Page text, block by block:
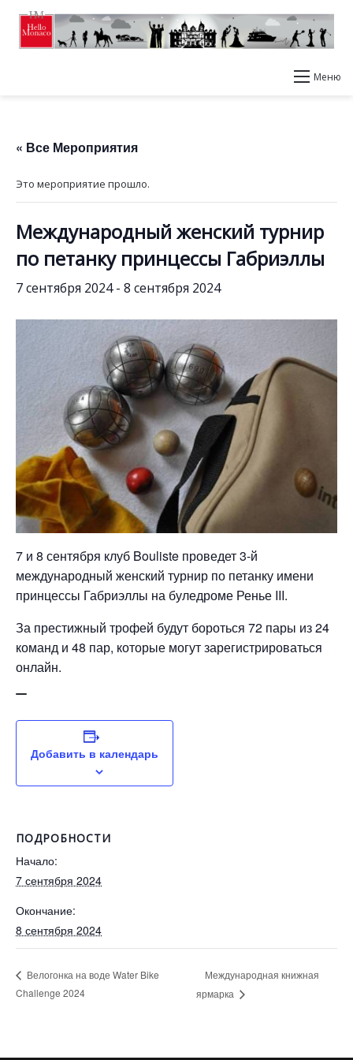
Меню
« Все Мероприятия
Это мероприятие прошло.
Международный женский турнир
по петанку принцессы Габриэллы
7 сентября 2024- 8 сентября 2024
7 и 8 сентября клуб Bouliste проведет 3-й
международный женский турнир по петанку имени
принцессы Габриэллы на буледроме Ренье III.
За престижный трофей будут бороться 72 пары из 24
команд и 48 пар, которые могут зарегистрироваться
онлайн.
Добавить в календарь
ПОДРОБНОСТИ
Начало:
7 сентября 2024
Окончание:
8 сентября 2024
Велогонка на воде Water Bike
Challenge 2024
Международная книжная
ярмарка